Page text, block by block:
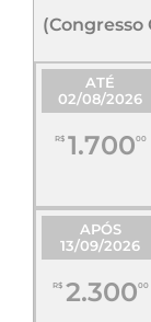
(Congresso
ATÉ
02/08/2026
R$ 1.70000
APÓS
13/09/2026
R$ 2.30000